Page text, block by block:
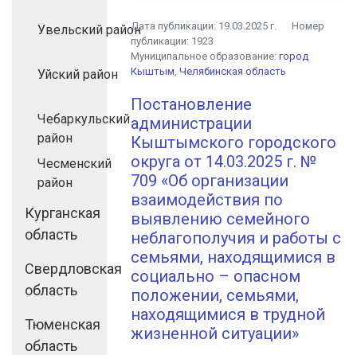
Увельский район
Уйский район
Чебаркульский
район
Чесменский
район
Курганская
область
Свердловская
область
Тюменская
область
Дата публикации: 19.03.2025 г.
Номер
публикации: 1923
Муниципальное образование:город
Кыштым,Челябинская область
Постановление
администрации
Кыштымского городского
округа от 14.03.2025 г. №
709 «Об организации
взаимодействия по
выявлению семейного
неблагополучия и работы с
семьями, находящимися в
социально – опасном
положении, семьями,
находящимися в трудной
жизненной ситуации»